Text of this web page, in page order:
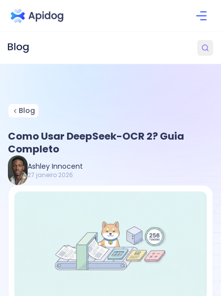
Blog
Como Usar DeepSeek-OCR 2? Guia
Completo
Ashley Innocent
27 janeiro 2026